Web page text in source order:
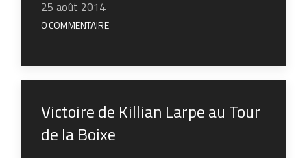
25 août 2014
0 COMMENTAIRE
Victoire de Killian Larpe au Tour
de la Boixe